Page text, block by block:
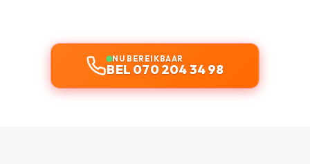
NU BEREIKBAAR
BEL 070 204 34 98